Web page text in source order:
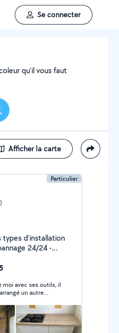
Se connecter
qu'il vous faut
Afficher la carte
Particulier
un autre